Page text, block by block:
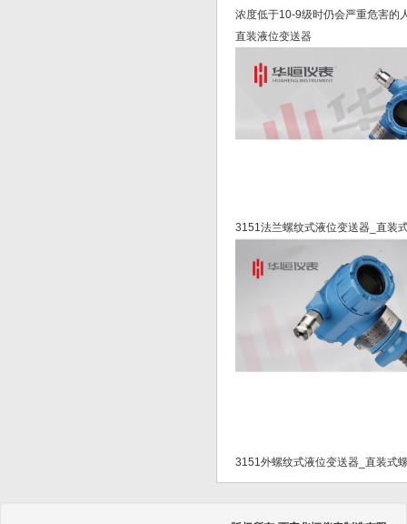
浓度低于10-9级时仍会严重危害的
直装液位变送器
3151法兰螺纹式液位变送器_直装
3151外螺纹式液位变送器_直装式